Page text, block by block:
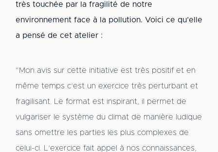
très touchée par la fragilité de notre
environnement face à la pollution. Voici ce qu’elle
a pensé de cet atelier :
“Mon avis sur cette initiative est très positif et en
même temps c’est un exercice très perturbant et
fragilisant. Le format est inspirant, il permet de
vulgariser le système du climat de manière ludique
sans omettre les parties les plus complexes de
celui-ci. L’exercice fait appel à nos connaissances,